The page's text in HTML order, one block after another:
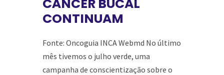
CÂNCER BUCAL
CONTINUAM
Fonte: Oncoguia INCA Webmd No último
mês tivemos o julho verde, uma
campanha de conscientização sobre o